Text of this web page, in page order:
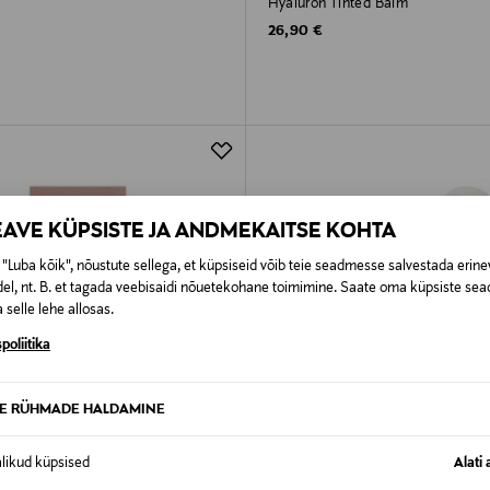
KÜPSISTE JA ANDMEKAITSE KOHTA
"Luba kõik", nõustute sellega, et küpsiseid võib teie seadmesse salvestada
nt. B. et tagada veebisaidi nõuetekohane toimimine. Saate oma küpsiste
selle lehe allosas.
RÜHMADE HALDAMINE
küpsised Alati
Hyaluron Tinted Balm
Original Price
26,90 €